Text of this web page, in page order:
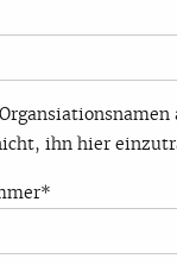
ihn hier